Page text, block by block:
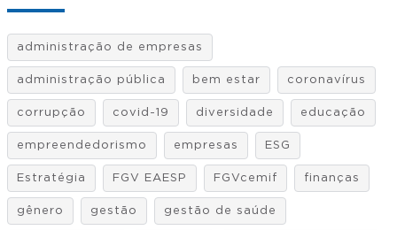
administração de empresas
administração pública bem estar coronavírus
corrupção covid-19 diversidade educação
empreendedorismo empresas ESG
Estratégia FGV EAESP FGVcemif finanças
gênero gestão gestão de saúde